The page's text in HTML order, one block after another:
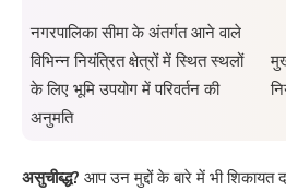
नगरपालिका सीमा के अंतर्गत आने वाले
विभिन्न नियंत्रित क्षेत्रों में स्थित स्थलों
के लिए भूमि उपयोग में परिवर्तन की
अनुमति
असुचीब्द्ध? आप उन मुद्दों के बारे में भी